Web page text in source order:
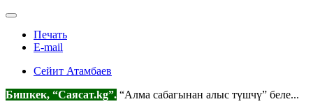
Печать
E-mail
Сейит Атамбаев
Бишкек, “Саясат.kg”. “Алма сабагынан алыс түшчү” беле...